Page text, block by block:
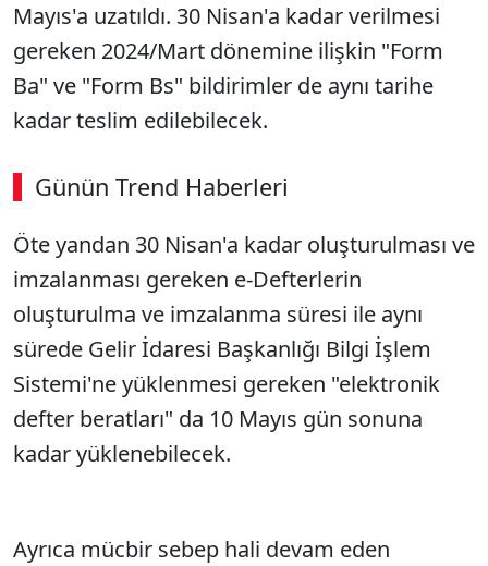
Mayıs'a uzatıldı. 30 Nisan'a kadar verilmesi
gereken 2024/Mart dönemine ilişkin "Form
Ba" ve "Form Bs" bildirimler de aynı tarihe
kadar teslim edilebilecek.
Günün Trend Haberleri
SÖZCÜ SON DAKİKA
Öte yandan 30 Nisan'a kadar oluşturulması ve
imzalanması gereken e-Defterlerin
oluşturulma ve imzalanma süresi ile aynı
sürede Gelir İdaresi Başkanlığı Bilgi İşlem
Sistemi'ne yüklenmesi gereken "elektronik
defter beratları" da 10 Mayıs gün sonuna
kadar yüklenebilecek.
Ayrıca mücbir sebep hali devam eden